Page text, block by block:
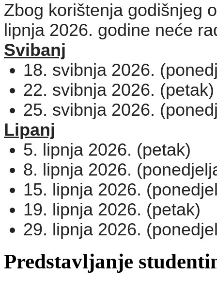
Zbog korištenja godišnjeg
lipnja 2026. godine neće
Svibanj
18. svibnja 2026.
22. svibnja 2026. (petak)
25. svibnja 2026.
Lipanj
5. lipnja 2026. (petak)
8. lipnja 2026.
15. lipnja 2026.
19. lipnja 2026. (petak)
29. lipnja 2026.
Predstavljanje